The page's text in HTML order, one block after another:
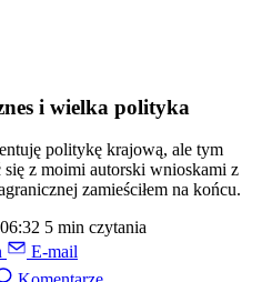
i wielka polityka
politykę krajową, ale tym
z moimi autorski wnioskami z
zamieściłem na końcu.
5 min czytania
E-mail